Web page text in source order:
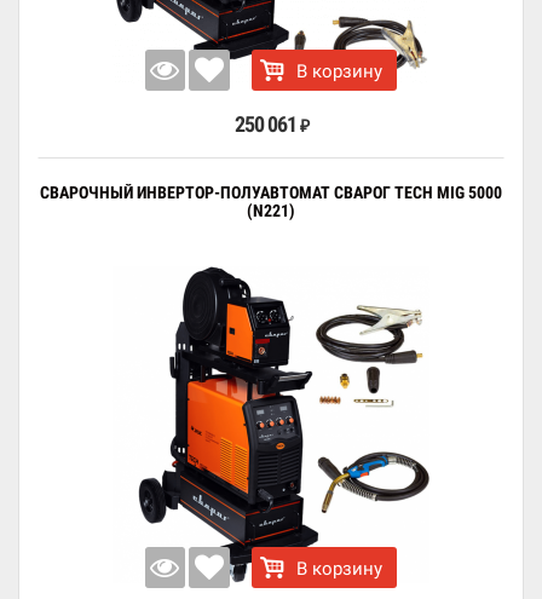
В корзину
250 061 ₽
СВАРОЧНЫЙ ИНВЕРТОР-ПОЛУАВТОМАТ СВАРОГ TECH MIG 5000
(N221)
В корзину